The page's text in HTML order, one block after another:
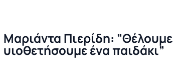
Μαριάντα Πιερίδη:
υιοθετήσουμε ένα παιδάκι”